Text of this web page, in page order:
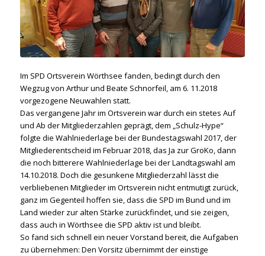
Im SPD Ortsverein Wörthsee fanden, bedingt durch den
Wegzug von Arthur und Beate Schnorfeil, am 6. 11.2018
vorgezogene Neuwahlen statt.
Das vergangene Jahr im Ortsverein war durch ein stetes Auf
und Ab der Mitgliederzahlen geprägt, dem „Schulz-Hype“
folgte die Wahlniederlage bei der Bundestagswahl 2017, der
Mitgliederentscheid im Februar 2018, das Ja zur GroKo, dann
die noch bitterere Wahlniederlage bei der Landtagswahl am
14.10.2018. Doch die gesunkene Mitgliederzahl lässt die
verbliebenen Mitglieder im Ortsverein nicht entmutigt zurück,
ganz im Gegenteil hoffen sie, dass die SPD im Bund und im
Land wieder zur alten Stärke zurückfindet, und sie zeigen,
dass auch in Wörthsee die SPD aktiv ist und bleibt.
So fand sich schnell ein neuer Vorstand bereit, die Aufgaben
zu übernehmen: Den Vorsitz übernimmt der einstige